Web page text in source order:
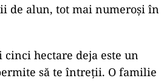
de alun, tot mai numeroşi în
cinci hectare deja este un
să te întreţii. O familie